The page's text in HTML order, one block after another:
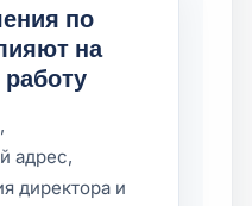
по
на
адрес,
директора и